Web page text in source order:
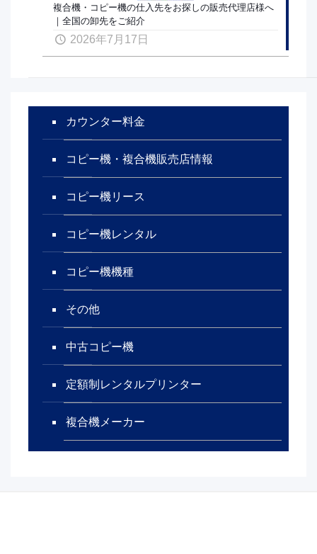
複合機・コピー機の仕入先をお探しの販売代理店様へ
｜全国の卸先をご紹介
2026年7月17日
カウンター料金
コピー機・複合機販売店情報
コピー機リース
コピー機レンタル
コピー機機種
その他
中古コピー機
定額制レンタルプリンター
複合機メーカー